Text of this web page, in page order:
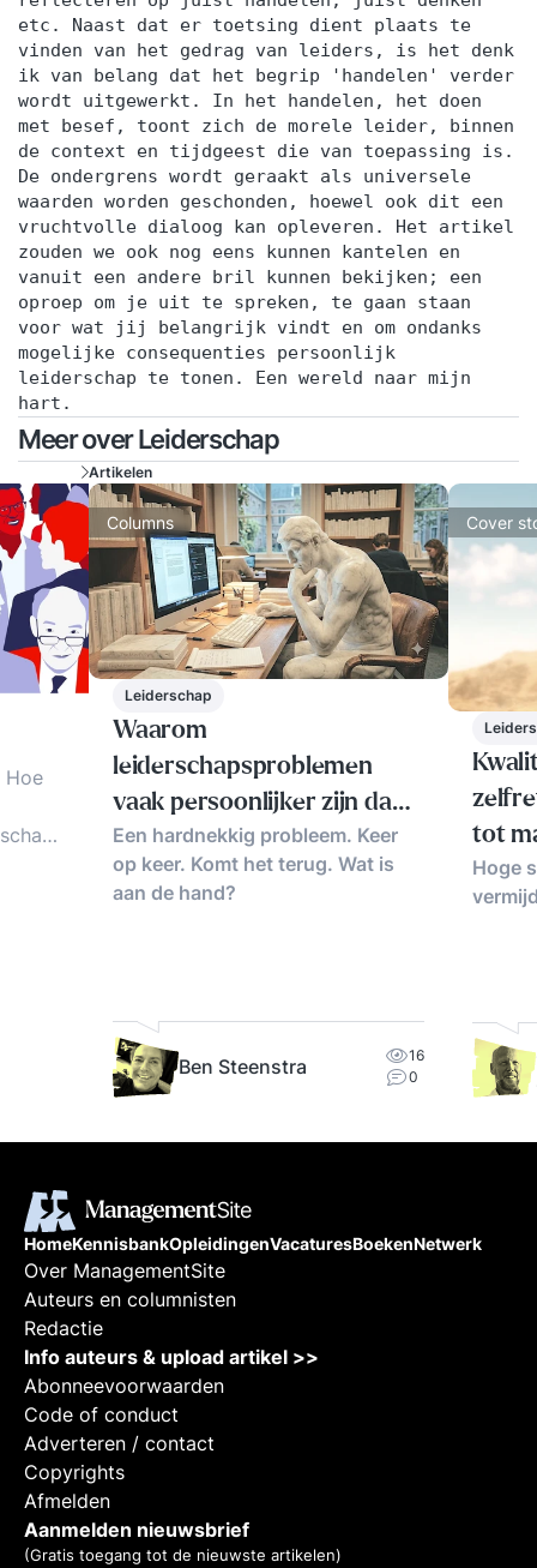
etc. Naast dat er toetsing dient plaats te
vinden van het gedrag van leiders, is het denk
ik van belang dat het begrip 'handelen' verder
wordt uitgewerkt. In het handelen, het doen
met besef, toont zich de morele leider, binnen
de context en tijdgeest die van toepassing is.
De ondergrens wordt geraakt als universele
waarden worden geschonden, hoewel ook dit een
vruchtvolle dialoog kan opleveren. Het artikel
zouden we ook nog eens kunnen kantelen en
vanuit een andere bril kunnen bekijken; een
oproep om je uit te spreken, te gaan staan
voor wat jij belangrijk vindt en om ondanks
mogelijke consequenties persoonlijk
leiderschap te tonen. Een wereld naar mijn
hart.
Meer over Leiderschap
Hoe
Artikelen
Columns
Leiderschap
Waarom
leiderschapsproblemen
vaak persoonlijker zijn dan
ze lijken
Een hardnekkig probleem. Keer
op keer. Komt het terug. Wat is
aan de hand?
Ben Steenstra
16
0
Cover
tot
Hoge
HomeKennisbankOpleidingenVacaturesBoekenNetwerk
Over ManagementSite
Auteurs en columnisten
Redactie
Info auteurs & upload artikel >>
Abonneevoorwaarden
Code of conduct
Adverteren / contact
Copyrights
Afmelden
Aanmelden nieuwsbrief
(Gratis toegang tot de nieuwste artikelen)